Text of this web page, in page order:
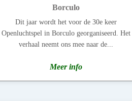
Borculo
Dit jaar wordt het voor de 30e keer
Openluchtspel in Borculo georganiseerd. Het
verhaal neemt ons mee naar de...
Meer info